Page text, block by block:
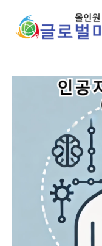
건너뛰기
인공지능교육지도사